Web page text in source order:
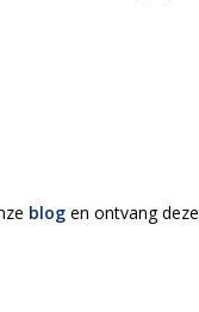
blog en ontvang